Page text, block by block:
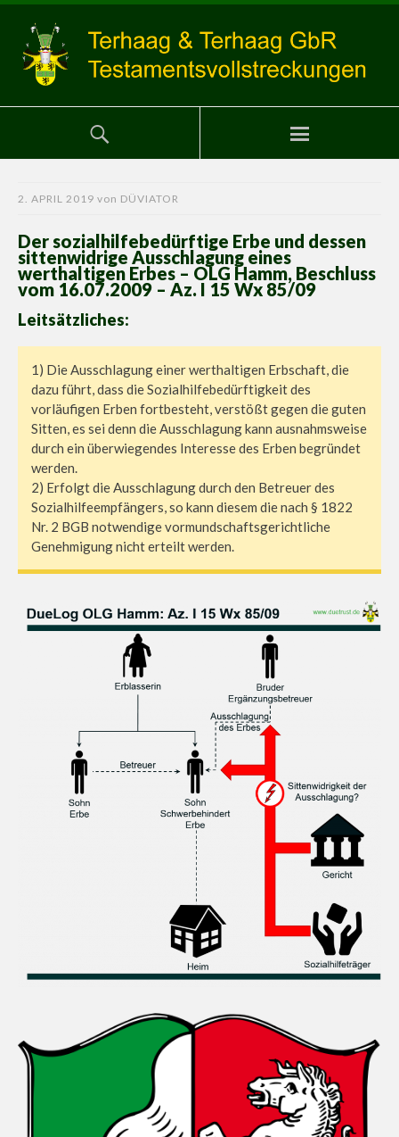
2. APRIL 2019 von DÜVIATOR
Der sozialhilfebedürftige Erbe und dessen
sittenwidrige Ausschlagung eines
werthaltigen Erbes – OLG Hamm, Beschluss
vom 16.07.2009 – Az. I 15 Wx 85/09
Leitsätzliches:
1) Die Ausschlagung einer werthaltigen Erbschaft, die
dazu führt, dass die Sozialhilfebedürftigkeit des
vorläufigen Erben fortbesteht, verstößt gegen die guten
Sitten, es sei denn die Ausschlagung kann ausnahmsweise
durch ein überwiegendes Interesse des Erben begründet
werden.
2) Erfolgt die Ausschlagung durch den Betreuer des
Sozialhilfeempfängers, so kann diesem die nach § 1822
Nr. 2 BGB notwendige vormundschaftsgerichtliche
Genehmigung nicht erteilt werden.